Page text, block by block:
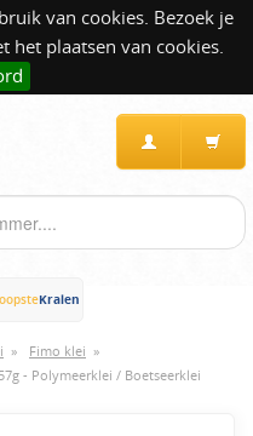
van cookies. Bezoek je
het plaatsen van cookies.
Kralen
» Fimo klei »
- Polymeerklei / Boetseerklei